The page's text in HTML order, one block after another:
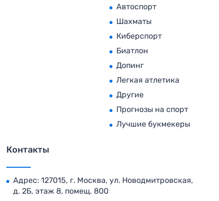
Автоспорт
Шахматы
Киберспорт
Биатлон
Допинг
Легкая атлетика
Другие
Прогнозы на спорт
Лучшие букмекеры
Контакты
Адрес: 127015, г. Москва, ул. Новодмитровская,
д. 2Б, этаж 8, помещ. 800